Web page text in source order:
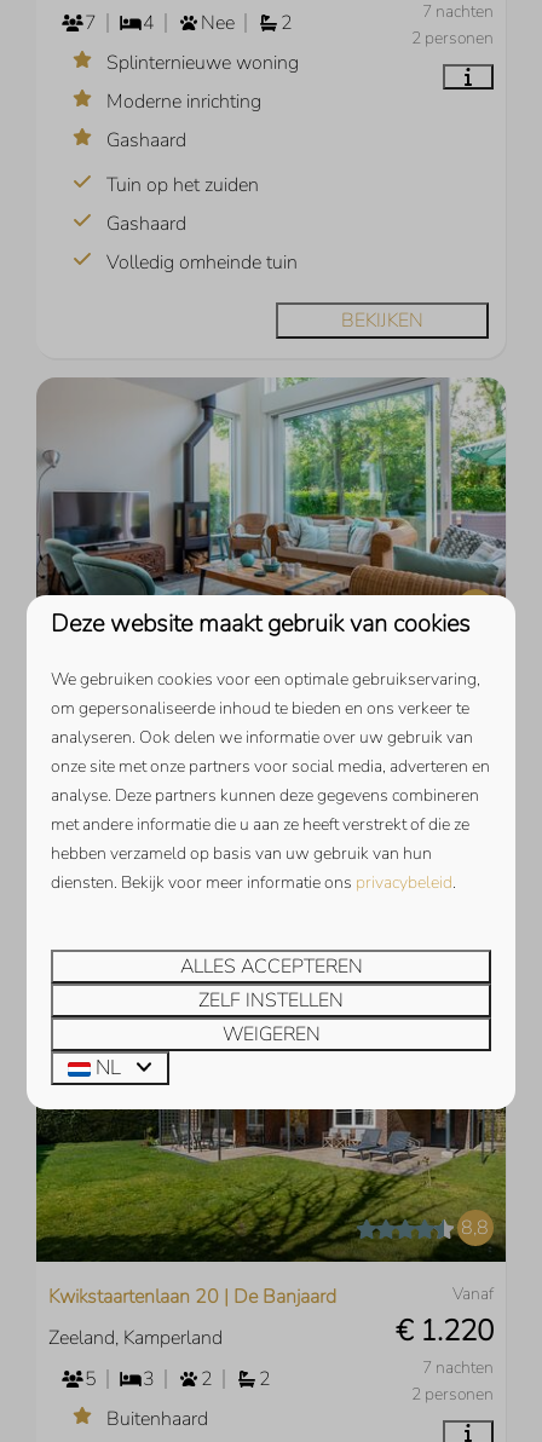
7 nachten
2 personen
7
4 Nee
2
Splinternieuwe woning
Moderne inrichting
Gashaard
Tuin op het zuiden
Gashaard
Volledig omheinde tuin
BEKIJKEN
Vanaf
€ 1.929
7 nachten
2 personen
Fazantenlaan 35 | De Banjaard
Zeeland, Kamperland
8
4 Nee
2
Direct achter de duinen gelegen
riante tuin
Trampoline
8,8
Vanaf
€ 1.220
7 nachten
2 personen
Kwikstaartenlaan 20 | De Banjaard
Zeeland, Kamperland
5
3 2
2
Buitenhaard
Deze website maakt gebruik van cookies
We gebruiken cookies voor een optimale gebruikservaring,
om gepersonaliseerde inhoud te bieden en ons verkeer te
analyseren. Ook delen we informatie over uw gebruik van
onze site met onze partners voor social media, adverteren en
analyse. Deze partners kunnen deze gegevens combineren
met andere informatie die u aan ze heeft verstrekt of die ze
hebben verzameld op basis van uw gebruik van hun
diensten. Bekijk voor meer informatie ons privacybeleid.
ALLES ACCEPTEREN
ZELF INSTELLEN
WEIGEREN
NL